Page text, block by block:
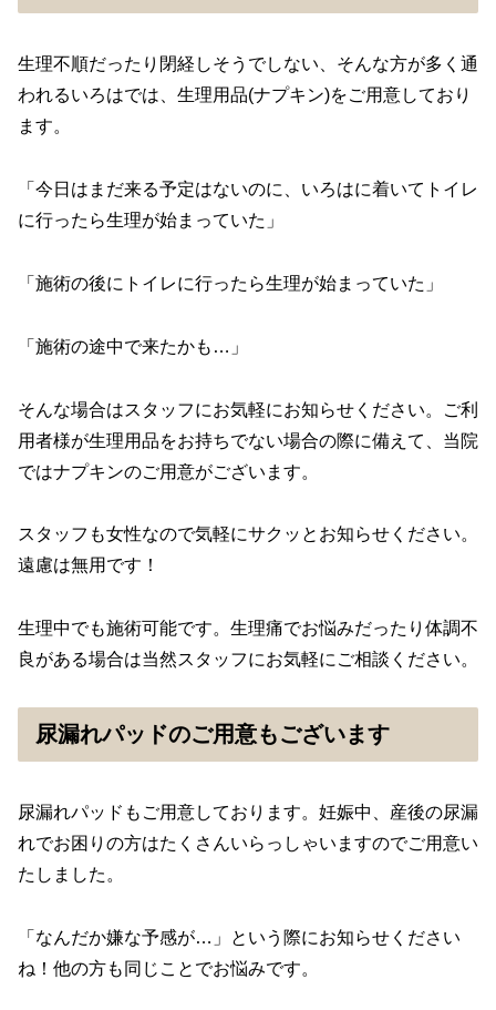
生理不順だったり閉経しそうでしない、そんな方が多く通
われるいろはでは、生理用品(ナプキン)をご用意しており
ます。
「今日はまだ来る予定はないのに、いろはに着いてトイレ
に行ったら生理が始まっていた」
「施術の後にトイレに行ったら生理が始まっていた」
「施術の途中で来たかも…」
そんな場合はスタッフにお気軽にお知らせください。ご利
用者様が生理用品をお持ちでない場合の際に備えて、当院
ではナプキンのご用意がございます。
スタッフも女性なので気軽にサクッとお知らせください。
遠慮は無用です！
生理中でも施術可能です。生理痛でお悩みだったり体調不
良がある場合は当然スタッフにお気軽にご相談ください。
尿漏れパッドのご用意もございます
尿漏れパッドもご用意しております。妊娠中、産後の尿漏
れでお困りの方はたくさんいらっしゃいますのでご用意い
たしました。
「なんだか嫌な予感が…」という際にお知らせください
ね！他の方も同じことでお悩みです。